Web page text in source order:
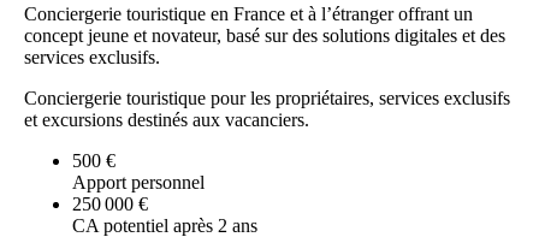
Conciergerie touristique en France et à l’étranger offrant un
concept jeune et novateur, basé sur des solutions digitales et des
services exclusifs.
Conciergerie touristique pour les propriétaires, services exclusifs
et excursions destinés aux vacanciers.
500 €
Apport personnel
250 000 €
CA potentiel après 2 ans